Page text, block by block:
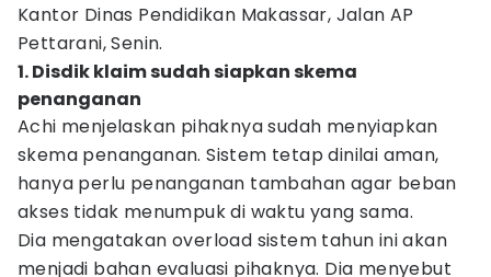
Kantor Dinas Pendidikan Makassar, Jalan AP
Pettarani, Senin.
1. Disdik klaim sudah siapkan skema
penanganan
Achi menjelaskan pihaknya sudah menyiapkan
skema penanganan. Sistem tetap dinilai aman,
hanya perlu penanganan tambahan agar beban
akses tidak menumpuk di waktu yang sama.
Dia mengatakan overload sistem tahun ini akan
menjadi bahan evaluasi pihaknya. Dia menyebut